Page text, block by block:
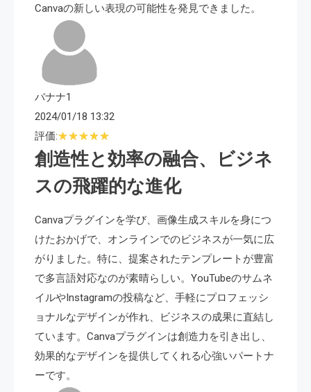
Canvaの新しい表現の可能性を発見できました。
バナナ1
2024/01/18 13:32
評価:
創造性と効率の融合、ビジネ
スの飛躍的な進化
Canvaプラグインを学び、画像生成スキルを身につ
けたおかげで、オンラインでのビジネスが一気に広
がりました。特に、提案されたテンプレートが豊富
で多言語対応なのが素晴らしい。YouTubeのサムネ
イルやInstagramの投稿など、手軽にプロフェッシ
ョナルなデザインが作れ、ビジネスの成果に直結し
ています。Canvaプラグインは創造力を引き出し、
効果的なデザインを提供してくれる心強いパートナ
ーです。